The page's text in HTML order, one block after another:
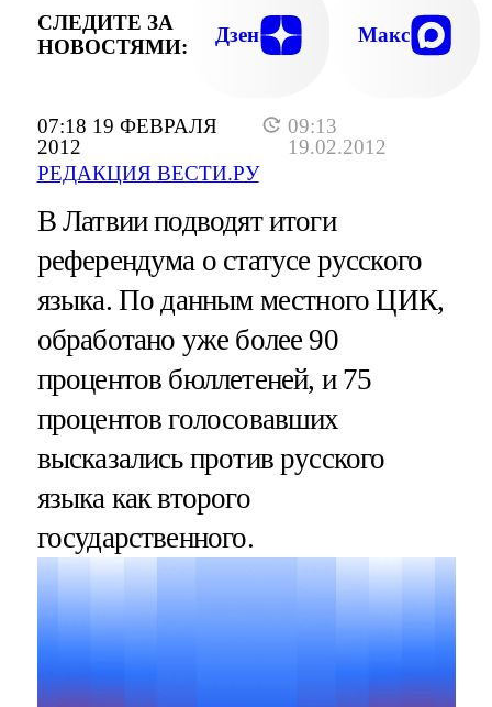
07:18 19 ФЕВРАЛЯ
2012
09:13
19.02.2012
РЕДАКЦИЯ ВЕСТИ.РУ
СЛЕДИТЕ ЗА
НОВОСТЯМИ:
Дзен Макс
В Латвии подводят итоги
референдума о статусе русского
языка. По данным местного ЦИК,
обработано уже более 90
процентов бюллетеней, и 75
процентов голосовавших
высказались против русского
языка как второго
государственного.